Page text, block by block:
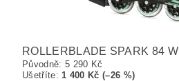
ROLLERBLADE SPARK 84 W
Původně: 5 290 Kč
Ušetříte: 1 400 Kč (–26 %)